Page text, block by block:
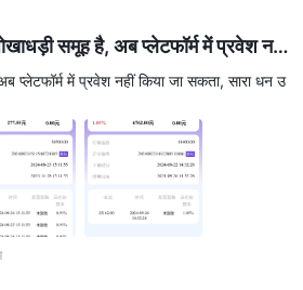
समूह है, अब प्लेटफॉर्म में प्रवेश नहीं
प्लेटफॉर्म में प्रवेश नहीं किया जा सकता, सारा धन उ